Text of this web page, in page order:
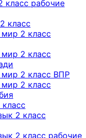
класс рабочие
класс
2 класс
2 класс
2 класс ВПР
2 класс
2 класс
2 класс рабочие